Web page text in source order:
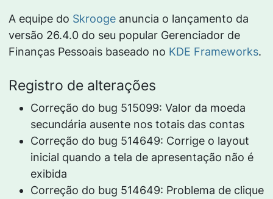
A equipe do Skroogeanuncia o lançamento da
versão 26.4.0 do seu popular Gerenciador de
Finanças Pessoais baseado no KDE Frameworks.
Registro de alterações
Correção do bug 515099: Valor da moeda
secundária ausente nos totais das contas
Correção do bug 514649: Corrige o layout
inicial quando a tela de apresentação não é
exibida
Correção do bug 514649: Problema de clique